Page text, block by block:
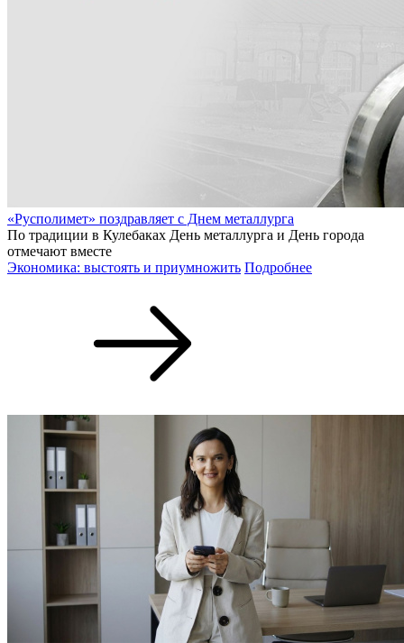
«Русполимет» поздравляет с Днем металлурга
По традиции в Кулебаках День металлурга и День города
отмечают вместе
Экономика: выстоять и приумножить Подробнее